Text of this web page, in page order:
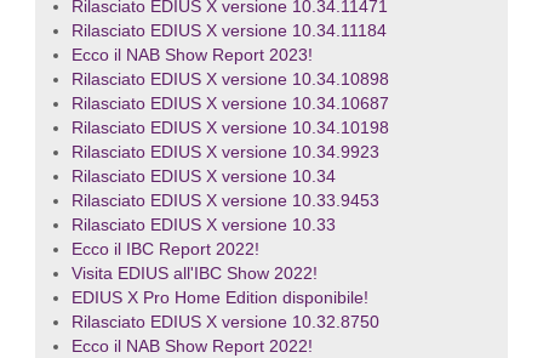
Rilasciato EDIUS X versione 10.34.11471
Rilasciato EDIUS X versione 10.34.11184
Ecco il NAB Show Report 2023!
Rilasciato EDIUS X versione 10.34.10898
Rilasciato EDIUS X versione 10.34.10687
Rilasciato EDIUS X versione 10.34.10198
Rilasciato EDIUS X versione 10.34.9923
Rilasciato EDIUS X versione 10.34
Rilasciato EDIUS X versione 10.33.9453
Rilasciato EDIUS X versione 10.33
Ecco il IBC Report 2022!
Visita EDIUS all'IBC Show 2022!
EDIUS X Pro Home Edition disponibile!
Rilasciato EDIUS X versione 10.32.8750
Ecco il NAB Show Report 2022!